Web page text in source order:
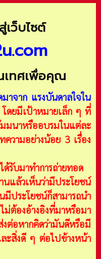
เว็บไซต์
เทศเพื่อคุณ
มาจาก แรงบันดาลใจใน
โดยมีเป้าหมายเล็ก ๆ ที่
มมนาหรืออบรมในแต่ละ
ความอย่างน้อย 3 เรื่อง
ด้รับมาทำการถ่ายทอด
แล้วเห็นว่ามีประโยชน์
มีประโยชน์ก็สามารถนำ
ต้องอ้างอิงที่มาหรือมา
หากคิดว่ามันดีหรือมี
ะสิ่งดี ๆ ต่อไปข้างหน้า